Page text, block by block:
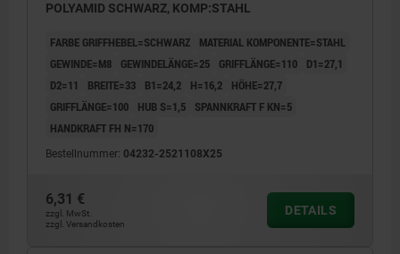
POLYAMID SCHWARZ, KOMP:STAHL
FARBE GRIFFHEBEL=SCHWARZ
MATERIAL KOMPONENTE=STAHL
GEWINDE=M8
GEWINDELÄNGE=25 GRIFFLÄNGE=110
D1=27,1
D2=11
BREITE=33 B1=24,2 H=16,2
HÖHE=27,7
GRIFFLÄNGE=100
HUB S=1,5
SPANNKRAFT F KN=5
HANDKRAFT FH N=170
Bestellnummer: 04232-2521108X25
6,31 €
zzgl. MwSt.
zzgl. Versandkosten
DETAILS